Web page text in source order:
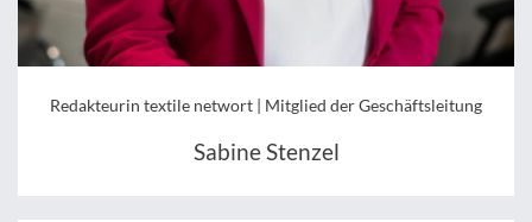
Redakteurin textile networt | Mitglied der Geschäftsleitung
Sabine Stenzel